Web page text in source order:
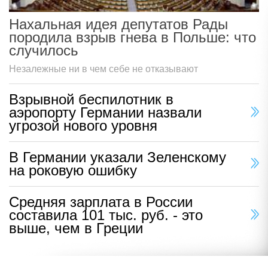
Нахальная идея депутатов Рады
породила взрыв гнева в Польше: что
случилось
Незалежные ни в чем себе не отказывают
Взрывной беспилотник в
аэропорту Германии назвали
угрозой нового уровня
В Германии указали Зеленскому
на роковую ошибку
Средняя зарплата в России
составила 101 тыс. руб. - это
выше, чем в Греции